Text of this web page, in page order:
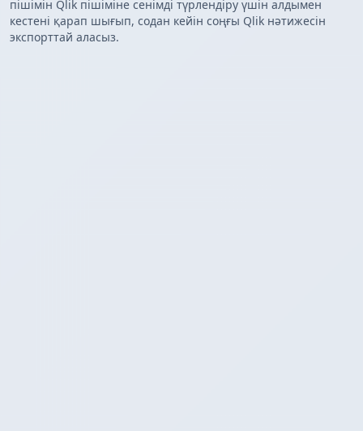
пішімін Qlik пішіміне сенімді түрлендіру үшін алдымен
кестені қарап шығып, содан кейін соңғы Qlik нәтижесін
экспорттай аласыз.